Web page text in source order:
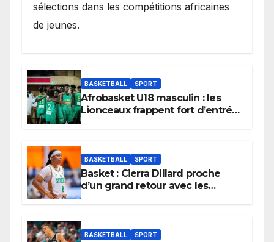
sélections dans les compétitions africaines
de jeunes.
BASKETBALL SPORT
Afrobasket U18 masculin : les
Lionceaux frappent fort d’entrée
BASKETBALL SPORT
Basket : Cierra Dillard proche
d’un grand retour avec les
BASKETBALL SPORT